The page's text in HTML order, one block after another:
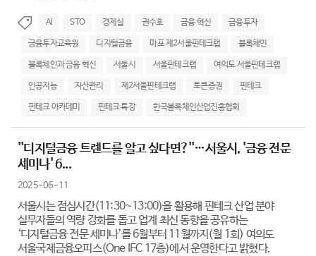
AI STO 경제실 권수호 금융 혁신 금융투자
금융투자교육원 디지털금융 마포 제2서울핀테크랩 블록체인
블록체인과 금융 혁신 서울시 서울핀테크랩 여의도 서울핀테크랩
인공지능 자산관리 제2서울핀테크랩 토큰증권 핀테크
핀테크 아카데미 핀테크 특강 한국블록체인산업진흥협회
''디지털금융 트렌드를 알고 싶다면?''…서울시, '금융 전문
세미나' 6...
2025-06-11
서울시는 점심시간(11:30~13:00)을 활용해 핀테크 산업 분야
실무자들의 역량 강화를 돕고 업계 최신 동향을 공유하는
‘디지털금융 전문 세미나’를 6월부터 11월까지(월 1회) 여의도
서울국제금융오피스(One IFC 17층)에서 운영한다고 밝혔다.